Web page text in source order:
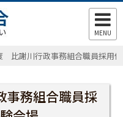
MENU
比謝川行政事務組合職員採用
務組合職員採